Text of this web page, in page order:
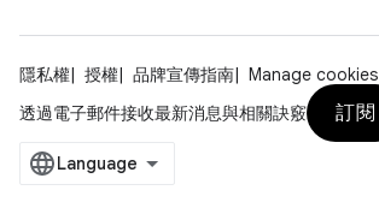
隱私權 授權 品牌宣傳指南
Manage cookies
透過電子郵件接收最新消息與相關訣竅
訂閱